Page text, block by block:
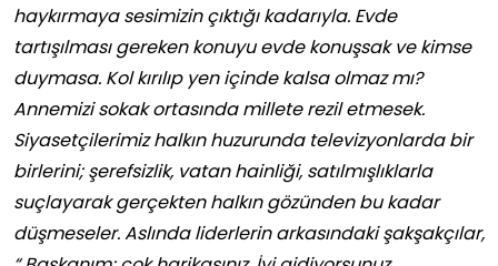
haykırmaya sesimizin çıktığı kadarıyla. Evde
tartışılması gereken konuyu evde konuşsak ve kimse
duymasa. Kol kırılıp yen içinde kalsa olmaz mı?
Annemizi sokak ortasında millete rezil etmesek.
Siyasetçilerimiz halkın huzurunda televizyonlarda bir
birlerini; şerefsizlik, vatan hainliği, satılmışlıklarla
suçlayarak gerçekten halkın gözünden bu kadar
düşmeseler. Aslında liderlerin arkasındaki şakşakçılar,